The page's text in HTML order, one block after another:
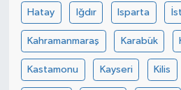
Hatay Iğdır Isparta
Kahramanmaraş Karabük
Kastamonu Kayseri Kilis